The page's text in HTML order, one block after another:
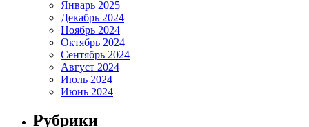
Январь 2025
Декабрь 2024
Ноябрь 2024
Октябрь 2024
Сентябрь 2024
Август 2024
Июль 2024
Июнь 2024
Рубрики